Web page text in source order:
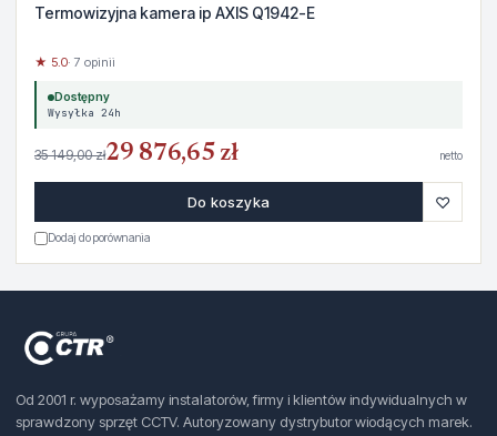
Termowizyjna kamera ip AXIS Q1942-E
★ 5.0· 7 opinii
Dostępny
Wysyłka 24h
35 149,00 zł29 876,65 zł netto
Do koszyka ♡
Dodaj do porównania
Od 2001 r. wyposażamy instalatorów, firmy i klientów indywidualnych w
sprawdzony sprzęt CCTV. Autoryzowany dystrybutor wiodących marek.